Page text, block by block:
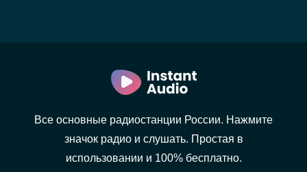
Все основные радиостанции России. Нажмите
значок радио и слушать. Простая в
использовании и 100% бесплатно.